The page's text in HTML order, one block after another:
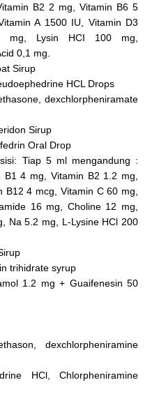
B2 2 mg, Vitamin B6 5
A 1500 IU, Vitamin D3
mg, Lysin HCI 100 mg,
0,1 mg.
Sirup
HCL Drops
dexchlorpheniramate
Sirup
Oral Drop
Tiap 5 ml mengandung :
4 mg, Vitamin B2 1.2 mg,
B12 4 mcg, Vitamin C 60 mg,
16 mg, Choline 12 mg,
Na 5.2 mg, L-Lysine HCl 200
trihidrate syrup
1.2 mg + Guaifenesin 50
dexchlorpheniramine
HCl, Chlorpheniramine